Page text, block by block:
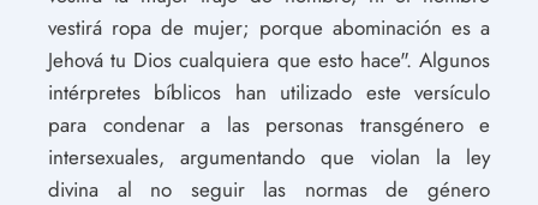
vestirá ropa de mujer; porque abominación es a
Jehová tu Dios cualquiera que esto hace". Algunos
intérpretes bíblicos han utilizado este versículo
para condenar a las personas transgénero e
intersexuales, argumentando que violan la ley
divina al no seguir las normas de género